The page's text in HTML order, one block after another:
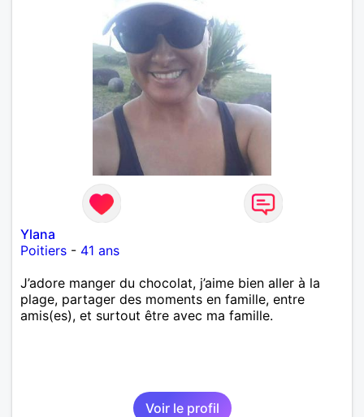
Ylana
Poitiers - 41 ans
J’adore manger du chocolat, j’aime bien aller à la
plage, partager des moments en famille, entre
amis(es), et surtout être avec ma famille.
Voir le profil